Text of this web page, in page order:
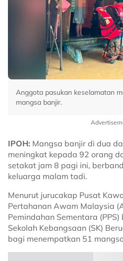
Anggota pasukan keselamatan
mangsa banjir.
IPOH: Mangsa banjir di dua
meningkat kepada 92 orang
setakat jam 8 pagi ini,
keluarga malam tadi.
Menurut jurucakap Pusat
Pertahanan Awam Malaysia
Pemindahan Sementara
Sekolah Kebangsaan (SK)
bagi menempatkan 51